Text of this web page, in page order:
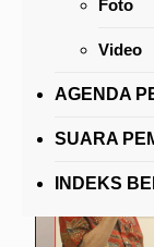
Foto
Video
AGENDA
SUARA
INDEKS
Lewat
Lahirkan